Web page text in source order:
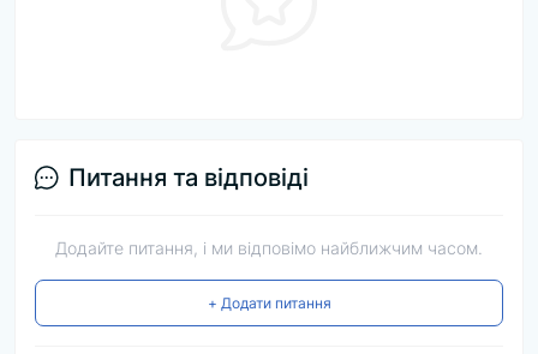
Питання та відповіді
Додайте питання, і ми відповімо найближчим часом.
+ Додати питання